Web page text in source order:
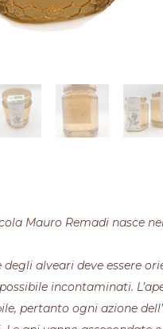
Mauro Remadi nasce
degli alveari deve essere
incontaminati.
pertanto ogni azione